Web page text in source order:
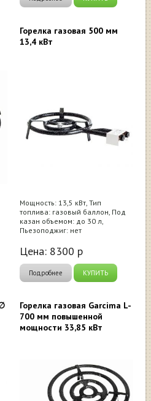
Горелка газовая 500 мм
13,4 кВт
Мощность: 13,5 кВт, Тип
топлива: газовый баллон, Под
казан объемом: до 30 л,
Пьезоподжиг: нет
Цена: 8300 р
Подробнее КУПИТЬ
Горелка газовая Garcima L-
700 мм повышенной
мощности 33,85 кВт